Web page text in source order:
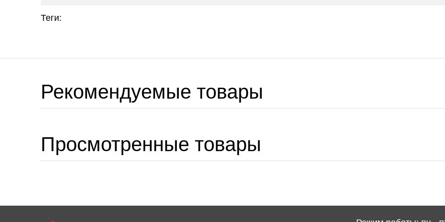
Теги:
Рекомендуемые товары
Просмотренные товары